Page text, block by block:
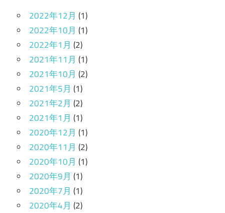
2022年12月 (1)
2022年10月 (1)
2022年1月 (2)
2021年11月 (1)
2021年10月 (2)
2021年5月 (1)
2021年2月 (2)
2021年1月 (1)
2020年12月 (1)
2020年11月 (2)
2020年10月 (1)
2020年9月 (1)
2020年7月 (1)
2020年4月 (2)